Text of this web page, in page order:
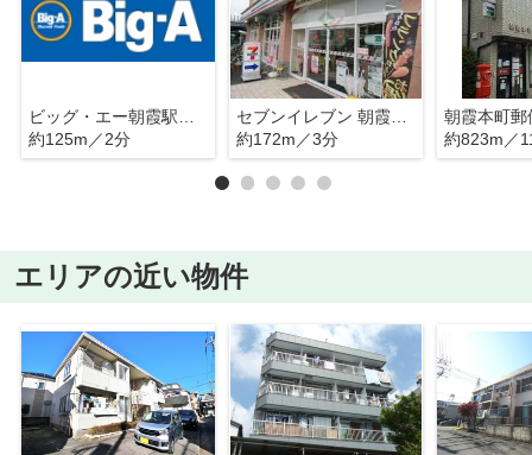
約125m／2分
セブンイレブン 朝霞駅東口店
約172m／3分
朝霞本町郵
約823m／
エリアの近い物件